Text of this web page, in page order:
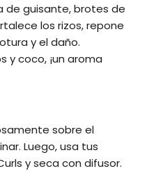
de guisante, brotes de
los rizos, repone
y el daño.
y coco, ¡un aroma
sobre el
Luego, usa tus
y seca con difusor.